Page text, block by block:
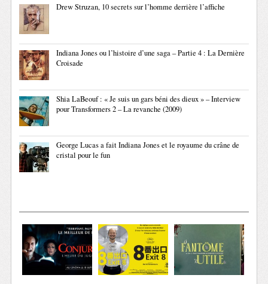
Drew Struzan, 10 secrets sur l’homme derrière l’affiche
Indiana Jones ou l’histoire d’une saga – Partie 4 : La Dernière
Croisade
Shia LaBeouf : « Je suis un gars béni des dieux » – Interview
pour Transformers 2 – La revanche (2009)
George Lucas a fait Indiana Jones et le royaume du crâne de
cristal pour le fun